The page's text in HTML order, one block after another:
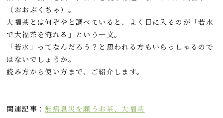
e
b
o
o
k
e
n
a
e k
e
t
（おおぶくちゃ）。
大福茶とは何ぞやと調べていると、よく目に入るのが「若水
で大福茶を淹れる」という一文。
「若水」ってなんだろう？と思われる方もいらっしゃるので
はないでしょうか。
読み方から使い方まで、ご紹介します。
関連記事：無病息災を願うお茶、大福茶